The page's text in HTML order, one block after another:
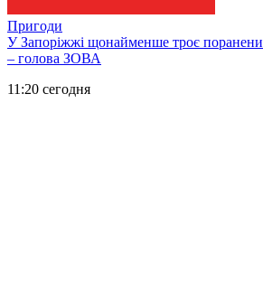
Пригоди
У Запоріжжі щонайменше троє поранених
– голова ЗОВА
11:20 сегодня